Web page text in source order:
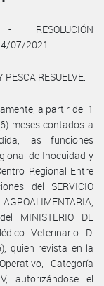
- RESOLUCIÓN
07/2021.
RESUELVE:
a partir del 1
meses contados a
las funciones
de Inocuidad y
Regional Entre
del SERVICIO
MINISTERIO DE
Veterinario D.
quien revista en la
Categoría
autorizándose el